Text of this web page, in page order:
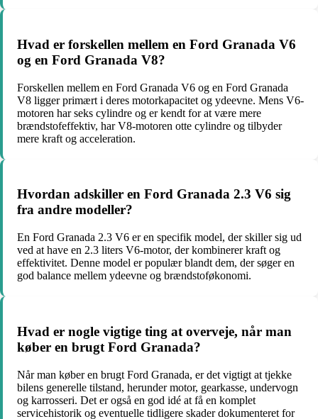
Hvad er forskellen mellem en Ford Granada V6
og en Ford Granada V8?
Forskellen mellem en Ford Granada V6 og en Ford Granada
V8 ligger primært i deres motorkapacitet og ydeevne. Mens V6-
motoren har seks cylindre og er kendt for at være mere
brændstofeffektiv, har V8-motoren otte cylindre og tilbyder
mere kraft og acceleration.
Hvordan adskiller en Ford Granada 2.3 V6 sig
fra andre modeller?
En Ford Granada 2.3 V6 er en specifik model, der skiller sig ud
ved at have en 2.3 liters V6-motor, der kombinerer kraft og
effektivitet. Denne model er populær blandt dem, der søger en
god balance mellem ydeevne og brændstoføkonomi.
Hvad er nogle vigtige ting at overveje, når man
køber en brugt Ford Granada?
Når man køber en brugt Ford Granada, er det vigtigt at tjekke
bilens generelle tilstand, herunder motor, gearkasse, undervogn
og karrosseri. Det er også en god idé at få en komplet
servicehistorik og eventuelle tidligere skader dokumenteret for